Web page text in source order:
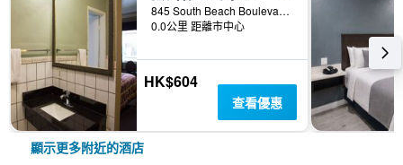
845 South Beach Boulevard, 安那翰, CA, 美國
0.0公里 距離市中心
HK$604
查看優惠
顯示更多附近的酒店